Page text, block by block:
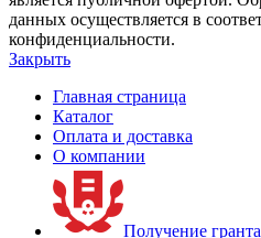
данных осуществляется в
конфиденциальности.
Закрыть
Главная страница
Каталог
Оплата и доставка
О компании
Получение гранта